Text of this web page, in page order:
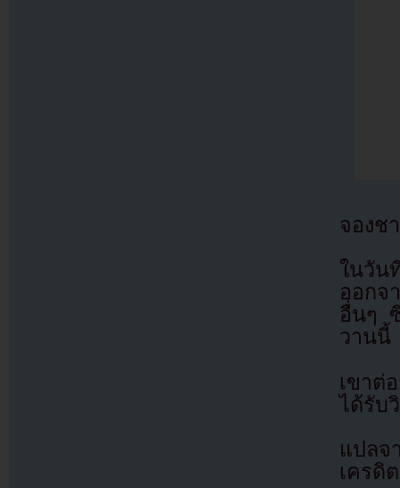
จองช
ในวัน
ออกจ
อื่นๆ
วานนี้
เขาต่
ได้รับ
แปล
เครดิ